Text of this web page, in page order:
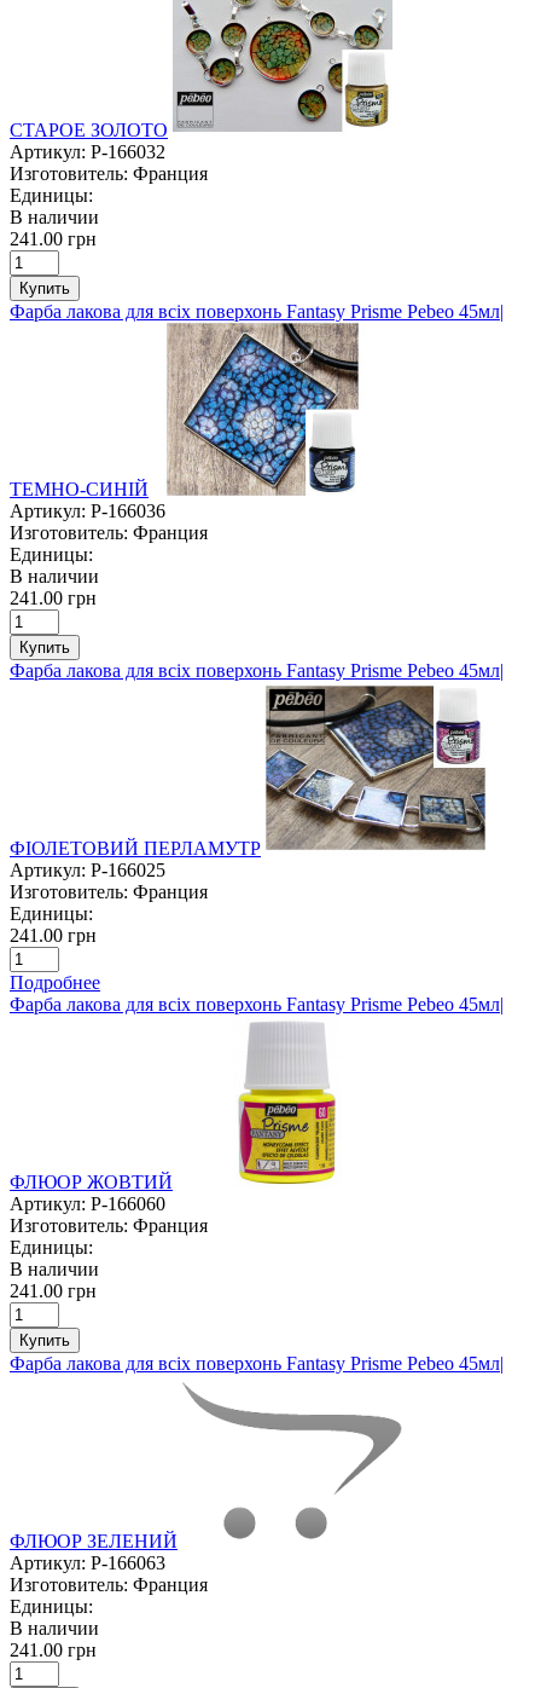
СТАРОЕ ЗОЛОТО
Артикул: P-166032
Изготовитель: Франция
Единицы:
В наличии
241.00 грн
Купить
Фарба лакова для всіх поверхонь Fantasy Prisme Pebeo 45мл|
ТЕМНО-СИНІЙ
Артикул: P-166036
Изготовитель: Франция
Единицы:
В наличии
241.00 грн
Купить
Фарба лакова для всіх поверхонь Fantasy Prisme Pebeo 45мл|
ФІОЛЕТОВИЙ ПЕРЛАМУТР
Артикул: P-166025
Изготовитель: Франция
Единицы:
241.00 грн
Подробнее
Фарба лакова для всіх поверхонь Fantasy Prisme Pebeo 45мл|
ФЛЮОР ЖОВТИЙ
Артикул: P-166060
Изготовитель: Франция
Единицы:
В наличии
241.00 грн
Купить
Фарба лакова для всіх поверхонь Fantasy Prisme Pebeo 45мл|
ФЛЮОР ЗЕЛЕНИЙ
Артикул: P-166063
Изготовитель: Франция
Единицы:
В наличии
241.00 грн